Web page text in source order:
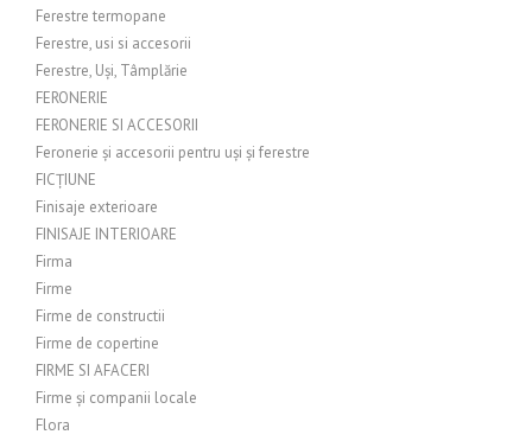
Ferestre termopane
Ferestre, usi si accesorii
Ferestre, Uși, Tâmplărie
FERONERIE
FERONERIE SI ACCESORII
Feronerie și accesorii pentru uși și ferestre
FICȚIUNE
Finisaje exterioare
FINISAJE INTERIOARE
Firma
Firme
Firme de constructii
Firme de copertine
FIRME SI AFACERI
Firme și companii locale
Flora